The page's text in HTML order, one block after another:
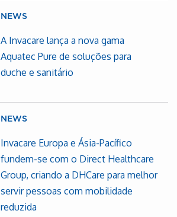
NEWS
A Invacare lança a nova gama
Aquatec Pure de soluções para
duche e sanitário
NEWS
Invacare Europa e Ásia-Pacífico
fundem-se com o Direct Healthcare
Group, criando a DHCare para melhor
servir pessoas com mobilidade
reduzida